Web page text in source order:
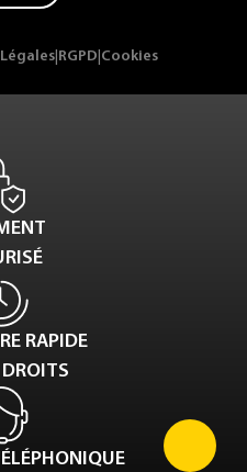
RGPD Cookies
RAPIDE